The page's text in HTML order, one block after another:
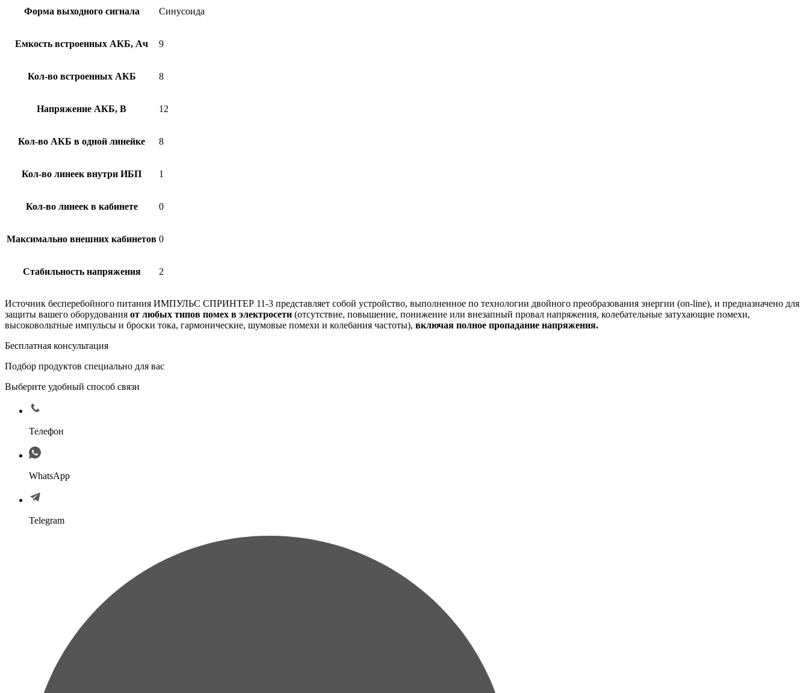
Форма выходного сигнала Синусоида
Емкость встроенных АКБ, Ач 9
Кол-во встроенных АКБ 8
Напряжение АКБ, В 12
Кол-во АКБ в одной линейке 8
Кол-во линеек внутри ИБП 1
Кол-во линеек в кабинете 0
Максимально внешних кабинетов 0
Стабильность напряжения 2
Источник бесперебойного питания ИМПУЛЬС СПРИНТЕР 11-3 представляет собой устройство, выполненное по технологии двойного преобразования энергии (on-line), и предназначено для
защиты вашего оборудования от любых типов помех в электросети (отсутствие, повышение, понижение или внезапный провал напряжения, колебательные затухающие помехи,
высоковольтные импульсы и броски тока, гармонические, шумовые помехи и колебания частоты), включая полное пропадание напряжения.
Бесплатная консультация
Подбор продуктов специально для вас
Выберите удобный способ связи
Телефон
WhatsApp
Telegram